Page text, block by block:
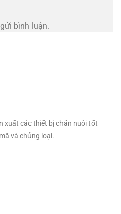
bình luận.
xuất các thiết bị chăn nuôi tốt
và chủng loại.